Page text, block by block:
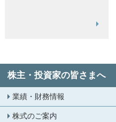
株主・投資家の皆さまへ
業績・財務情報
株式のご案内